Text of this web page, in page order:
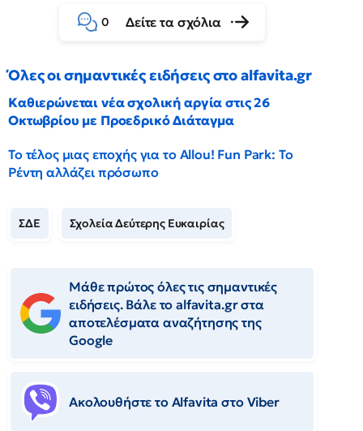
0 Δείτε τα σχόλια
Όλες οι σημαντικές ειδήσεις στο alfavita.gr
Καθιερώνεται νέα σχολική αργία στις 26
Οκτωβρίου με Προεδρικό Διάταγμα
Το τέλος μιας εποχής για το Allou! Fun Park: Το
Ρέντη αλλάζει πρόσωπο
ΣΔΕ Σχολεία Δεύτερης Ευκαιρίας
Μάθε πρώτος όλες τις σημαντικές
ειδήσεις. Βάλε το alfavita.gr στα
αποτελέσματα αναζήτησης της
Google
Ακολουθήστε το Αlfavita στο Viber